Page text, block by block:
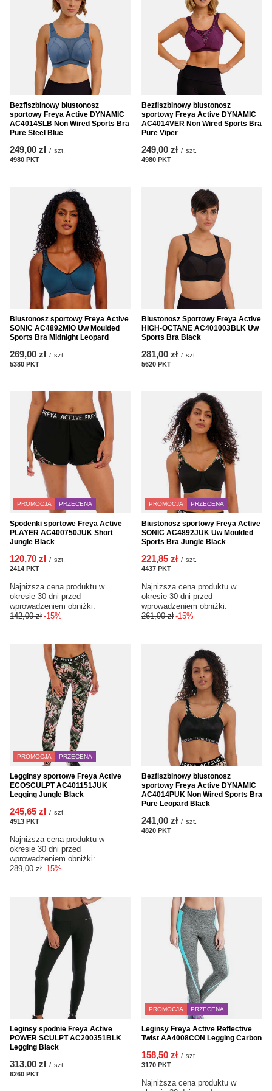
Bezfiszbinowy biustonosz
sportowy Freya Active DYNAMIC
AC4014SLB Non Wired Sports Bra
Pure Steel Blue
249,00 zł / szt.
4980 PKT
Bezfiszbinowy biustonosz
sportowy Freya Active DYNAMIC
AC4014VER Non Wired Sports Bra
Pure Viper
249,00 zł / szt.
4980 PKT
Biustonosz sportowy Freya Active
SONIC AC4892MIO Uw Moulded
Sports Bra Midnight Leopard
269,00 zł / szt.
5380 PKT
Biustonosz Sportowy Freya Active
HIGH-OCTANE AC401003BLK Uw
Sports Bra Black
281,00 zł / szt.
5620 PKT
PROMOCJA PRZECENA
Spodenki sportowe Freya Active
PLAYER AC400750JUK Short
Jungle Black
120,70 zł / szt.
2414 PKT
Najniższa cena produktu w
okresie 30 dni przed
wprowadzeniem obniżki:
142,00 zł -15%
PROMOCJA PRZECENA
Biustonosz sportowy Freya Active
SONIC AC4892JUK Uw Moulded
Sports Bra Jungle Black
221,85 zł / szt.
4437 PKT
Najniższa cena produktu w
okresie 30 dni przed
wprowadzeniem obniżki:
261,00 zł -15%
PROMOCJA PRZECENA
Legginsy sportowe Freya Active
ECOSCULPT AC401151JUK
Legging Jungle Black
245,65 zł / szt.
4913 PKT
Najniższa cena produktu w
okresie 30 dni przed
wprowadzeniem obniżki:
289,00 zł -15%
Bezfiszbinowy biustonosz
sportowy Freya Active DYNAMIC
AC4014PUK Non Wired Sports Bra
Pure Leopard Black
241,00 zł / szt.
4820 PKT
Leginsy spodnie Freya Active
POWER SCULPT AC200351BLK
Legging Black
313,00 zł / szt.
6260 PKT
PROMOCJA PRZECENA
Leginsy Freya Active Reflective
Twist AA4008CON Legging Carbon
158,50 zł / szt.
3170 PKT
Najniższa cena produktu w